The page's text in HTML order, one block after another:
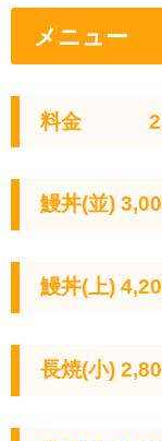
メニュー
料金
鰻丼(並)
鰻丼(上)
長焼(小)